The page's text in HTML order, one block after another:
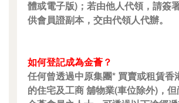
體或電子版)；若由他人代領，請簽
供會員證副本，交由代領人代辦。
如何登記成為金薈？
任何曾透過中原集團* 買賣或租賃香
的住宅及工商 舖物業(車位除外)，